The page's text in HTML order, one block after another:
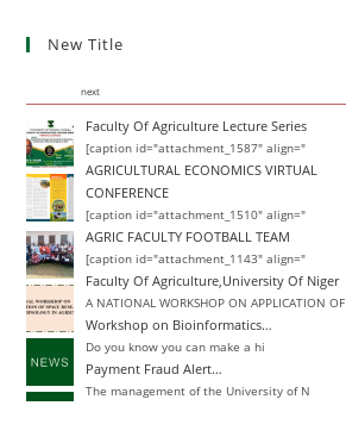
New Title
next
Faculty Of Agriculture Lecture Series
[caption id="attachment_1587" align="
AGRICULTURAL ECONOMICS VIRTUAL
CONFERENCE
[caption id="attachment_1510" align="
AGRIC FACULTY FOOTBALL TEAM
[caption id="attachment_1143" align="
Faculty Of Agriculture,University Of Niger
A NATIONAL WORKSHOP ON APPLICATION OF
Workshop on Bioinformatics…
Do you know you can make a hi
Payment Fraud Alert…
The management of the University of N